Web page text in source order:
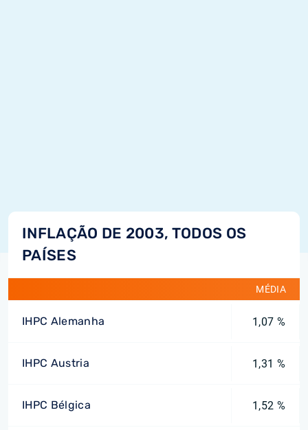
INFLAÇÃO DE 2003, TODOS OS
PAÍSES
MÉDIA
IHPC Alemanha 1,07 %
IHPC Austria 1,31 %
IHPC Bélgica 1,52 %